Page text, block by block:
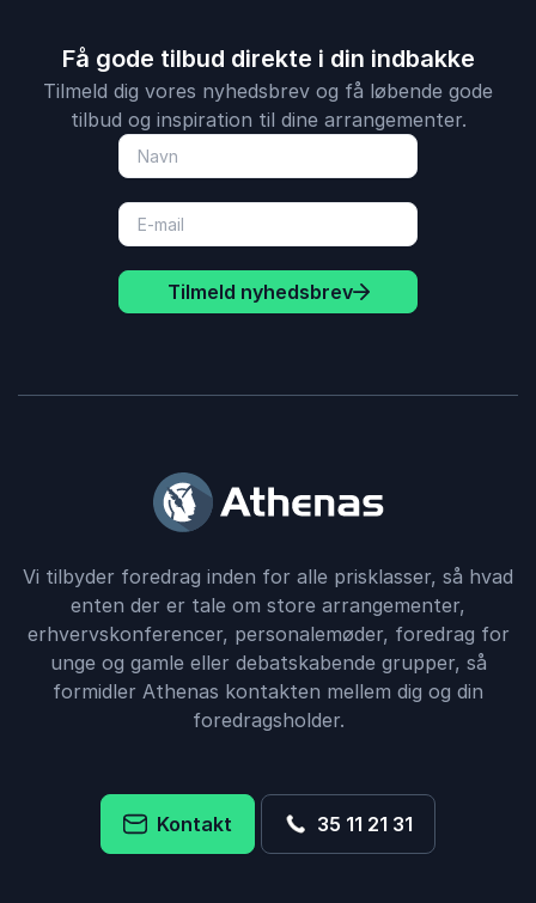
Få gode tilbud direkte i din indbakke
Tilmeld dig vores nyhedsbrev og få løbende gode
tilbud og inspiration til dine arrangementer.
Tilmeld nyhedsbrev
Vi tilbyder foredrag inden for alle prisklasser, så hvad
enten der er tale om store arrangementer,
erhvervskonferencer, personalemøder, foredrag for
unge og gamle eller debatskabende grupper, så
formidler Athenas kontakten mellem dig og din
foredragsholder.
Kontakt 35 11 21 31